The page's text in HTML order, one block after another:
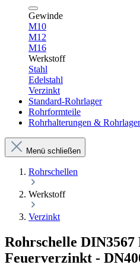
Gewinde
M10
M12
M16
Werkstoff
Stahl
Edelstahl
Verzinkt
Standard-Rohrlager
Rohrformteile
Rohrhalterungen & Rohrlager
Menü schließen
Rohrschellen
Werkstoff
Verzinkt
Rohrschelle DIN3567
Feuerverzinkt -